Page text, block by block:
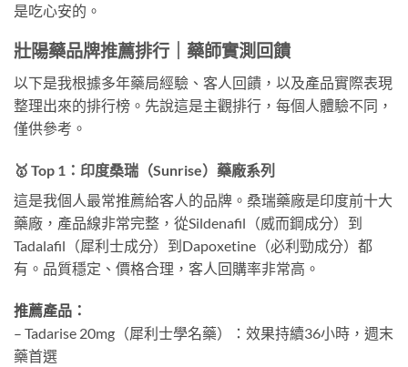
是吃心安的。
壯陽藥品牌推薦排行｜藥師實測回饋
以下是我根據多年藥局經驗、客人回饋，以及產品實際表現
整理出來的排行榜。先說這是主觀排行，每個人體驗不同，
僅供參考。
🥇 Top 1：印度桑瑞（Sunrise）藥廠系列
這是我個人最常推薦給客人的品牌。桑瑞藥廠是印度前十大
藥廠，產品線非常完整，從Sildenafil（威而鋼成分）到
Tadalafil（犀利士成分）到Dapoxetine（必利勁成分）都
有。品質穩定、價格合理，客人回購率非常高。
推薦產品：
– Tadarise 20mg（犀利士學名藥）：效果持續36小時，週末
藥首選